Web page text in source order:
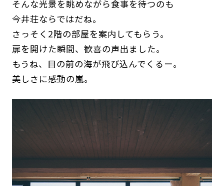
そんな光景を眺めながら食事を待つのも
今井荘ならではだね。
さっそく2階の部屋を案内してもらう。
扉を開けた瞬間、歓喜の声出ました。
もうね、目の前の海が飛び込んでくるー。
美しさに感動の嵐。